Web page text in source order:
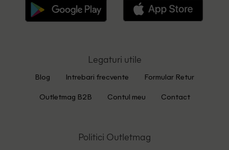
Legaturi utile
Blog Intrebari frecvente Formular Retur
Outletmag B2B Contul meu Contact
Politici Outletmag